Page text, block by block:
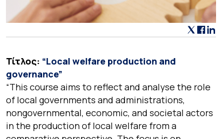
Τίτλος: “Local welfare production and
governance”
“This course aims to reflect and analyse the role
of local governments and administrations,
nongovernmental, economic, and societal actors
in the production of local welfare from a